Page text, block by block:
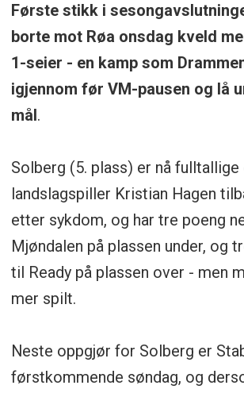
Første stikk i
borte mot Røa onsdag kveld
1-seier - en kamp som
igjennom før VM-pausen og lå
mål.
Solberg (5. plass) er nå fulltallige
landslagspiller Kristian Hagen
etter sykdom, og har tre poeng
Mjøndalen på plassen under, og
til Ready på plassen over - men
mer spilt.
Neste oppgjør for Solberg er
førstkommende søndag, og